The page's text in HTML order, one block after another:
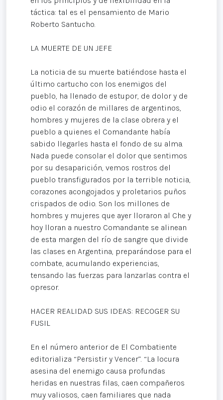
táctica: tal es el pensamiento de Mario
Roberto Santucho.
LA MUERTE DE UN JEFE
La noticia de su muerte batiéndose hasta el
último cartucho con los enemigos del
pueblo, ha llenado de estupor, de dolor y de
odio el corazón de millares de argentinos,
hombres y mujeres de la clase obrera y el
pueblo a quienes el Comandante había
sabido llegarles hasta el fondo de su alma.
Nada puede consolar el dolor que sentimos
por su desaparición, vemos rostros del
pueblo transfigurados por la terrible noticia,
corazones acongojados y proletarios puños
crispados de odio. Son los millones de
hombres y mujeres que ayer lloraron al Che y
hoy lloran a nuestro Comandante se alinean
de esta margen del río de sangre que divide
las clases en Argentina, preparándose para el
combate, acumulando experiencias,
tensando las fuerzas para lanzarlas contra el
opresor.
HACER REALIDAD SUS IDEAS: RECOGER SU
FUSIL
En el número anterior de El Combatiente
editorializa “Persistir y Vencer”. “La locura
asesina del enemigo causa profundas
heridas en nuestras filas, caen compañeros
muy valiosos, caen familiares que nada